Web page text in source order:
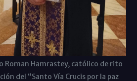
Roman Hamrastey, católico de rito
del “Santo Vía Crucis por la paz